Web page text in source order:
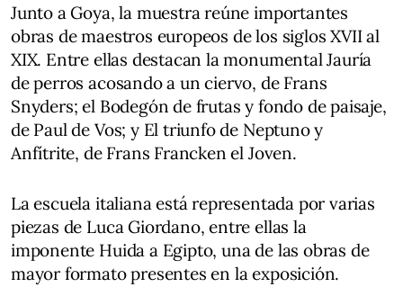
Junto a Goya, la muestra reúne importantes
obras de maestros europeos de los siglos XVII al
XIX. Entre ellas destacan la monumental Jauría
de perros acosando a un ciervo, de Frans
Snyders; el Bodegón de frutas y fondo de paisaje,
de Paul de Vos; y El triunfo de Neptuno y
Anfítrite, de Frans Francken el Joven.
La escuela italiana está representada por varias
piezas de Luca Giordano, entre ellas la
imponente Huida a Egipto, una de las obras de
mayor formato presentes en la exposición.